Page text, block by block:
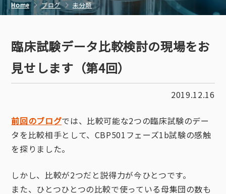
Home ブログ 未分類
臨床試験データ比較検討の現場をお
見せします（第4回）
2019.12.16
前回のブログでは、比較可能な2つの臨床試験のデー
タを比較相手として、CBP501フェーズ1b試験の感触
を探りました。
しかし、比較が2つだと説得力が今ひとつです。
また、ひとつひとつの比較で使っている母集団の数も